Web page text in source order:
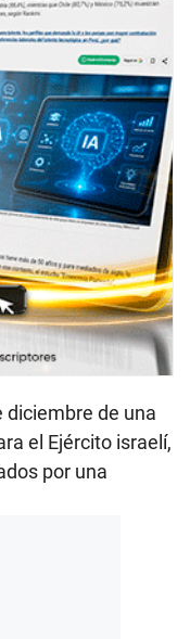
diciembre de una
el Ejército israelí,
por una